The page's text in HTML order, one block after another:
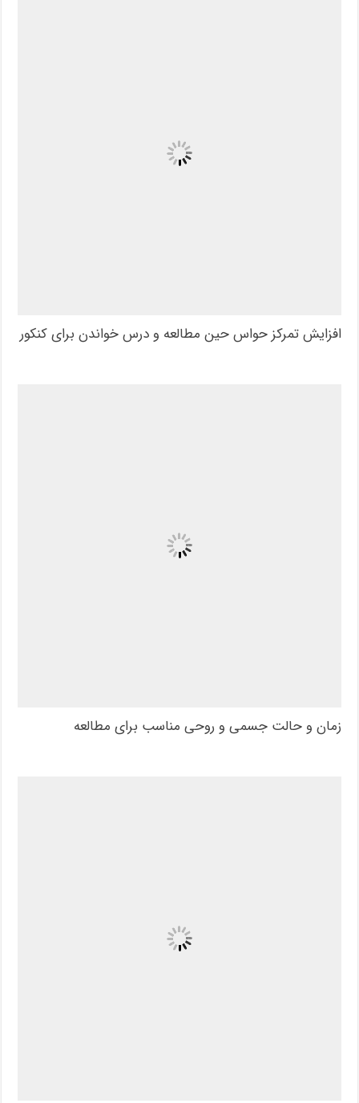
افزایش تمرکز حواس حین مطالعه و درس خواندن برای کنکور
زمان و حالت جسمی و روحی مناسب برای مطالعه